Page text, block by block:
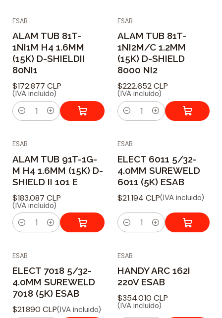
n
t
i
d
d
n
t
i
d
d
ESAB
ALAM TUB 81T-
1NI1M H4 1.6MM
(15K) D-SHIELDII
80NI1
$172.877 CLP
(IVA incluido)
C
n
t
i
d
a
d
ESAB
ALAM TUB 81T-
1NI2M/C 1.2MM
(15K) D-SHIELD
8000 NI2
$222.652 CLP
(IVA incluido)
C
n
t
i
d
a
d
ESAB
ALAM TUB 91T-1G-
M H4 1.6MM (15K) D-
SHIELD II 101 E
$183.087 CLP
(IVA incluido)
C
n
t
i
d
a
ESAB
ELECT 6011 5/32-
4.0MM SUREWELD
6011 (5K) ESAB
$21.194 CLP(IVA incluido)
C
n
t
i
d
a
ESAB
ELECT 7018 5/32-
4.0MM SUREWELD
7018 (5K) ESAB
$21.890 CLP(IVA incluido)
ESAB
HANDY ARC 162I
220V ESAB
$354.010 CLP
(IVA incluido)